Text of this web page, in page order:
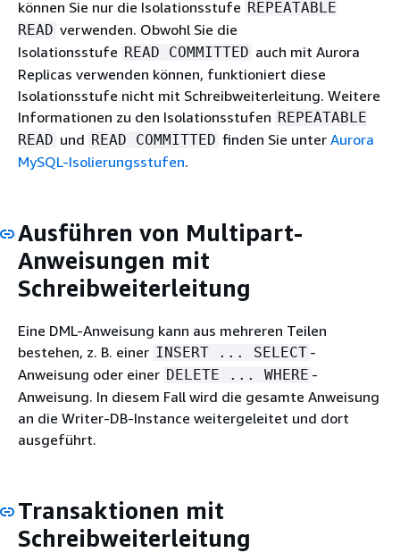
können Sie nur die Isolationsstufe REPEATABLE
READ verwenden. Obwohl Sie die
Isolationsstufe READ COMMITTED auch mit Aurora
Replicas verwenden können, funktioniert diese
Isolationsstufe nicht mit Schreibweiterleitung. Weitere
Informationen zu den Isolationsstufen REPEATABLE
READ und READ COMMITTED finden Sie unter Aurora
MySQL-Isolierungsstufen.
Ausführen von Multipart-
Anweisungen mit
Schreibweiterleitung
Eine DML-Anweisung kann aus mehreren Teilen
bestehen, z. B. einer INSERT ... SELECT -
Anweisung oder einer DELETE ... WHERE -
Anweisung. In diesem Fall wird die gesamte Anweisung
an die Writer-DB-Instance weitergeleitet und dort
ausgeführt.
Transaktionen mit
Schreibweiterleitung